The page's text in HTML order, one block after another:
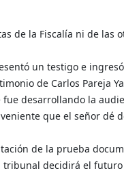
de la Fiscalía ni de las
un testigo e
de Carlos Pareja
desarrollando la
que el señor dé
de la prueba
decidirá el